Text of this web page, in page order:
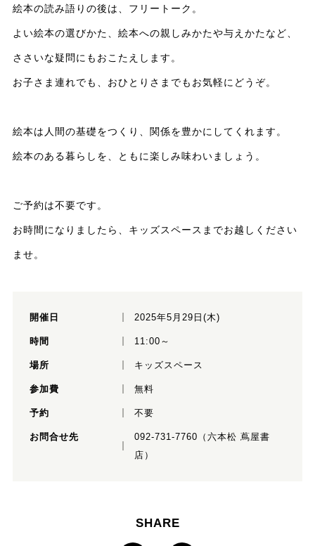
絵本の読み語りの後は、フリートーク。
よい絵本の選びかた、絵本への親しみかたや与えかたなど、
ささいな疑問にもおこたえします。
お子さま連れでも、おひとりさまでもお気軽にどうぞ。
絵本は人間の基礎をつくり、関係を豊かにしてくれます。
絵本のある暮らしを、ともに楽しみ味わいましょう。
ご予約は不要です。
お時間になりましたら、キッズスペースまでお越しください
ませ。
開催日 2025年5月29日(木)
時間 11:00～
場所 キッズスペース
参加費 無料
予約 不要
お問合せ先
092-731-7760（六本松 蔦屋書
店）
SHARE